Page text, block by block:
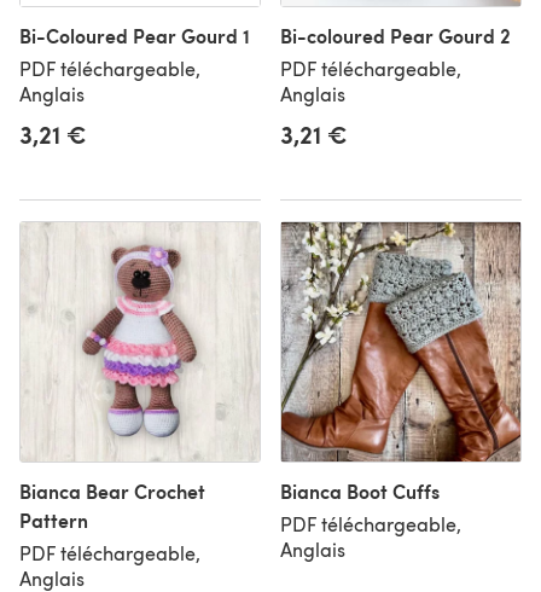
Bi-Coloured Pear Gourd 1
PDF téléchargeable,
Anglais
3,21 €
Bi-coloured Pear Gourd 2
PDF téléchargeable,
Anglais
3,21 €
Bianca Bear Crochet
Pattern
PDF téléchargeable,
Anglais
Bianca Boot Cuffs
PDF téléchargeable,
Anglais